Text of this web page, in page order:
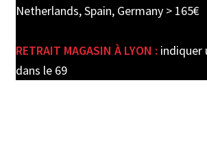
Netherlands, Spain, Germany > 165€
RETRAIT MAGASIN À LYON : indiquer
dans le 69